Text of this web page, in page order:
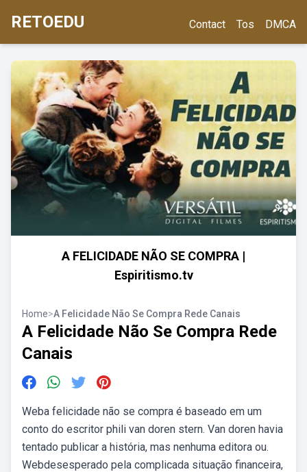
RETOEDU Contact Tos DMCA
A FELICIDADE NÃO SE COMPRA |
Espiritismo.tv
Home>A Felicidade Não Se Compra Rede Canais
A Felicidade Não Se Compra Rede
Canais
Weba felicidade não se compra é baseado em um
conto do escritor phili van doren stern. Van doren havia
tentado publicar a história, mas nenhuma editora ou.
Webdesesperado pela complicada situação financeira,